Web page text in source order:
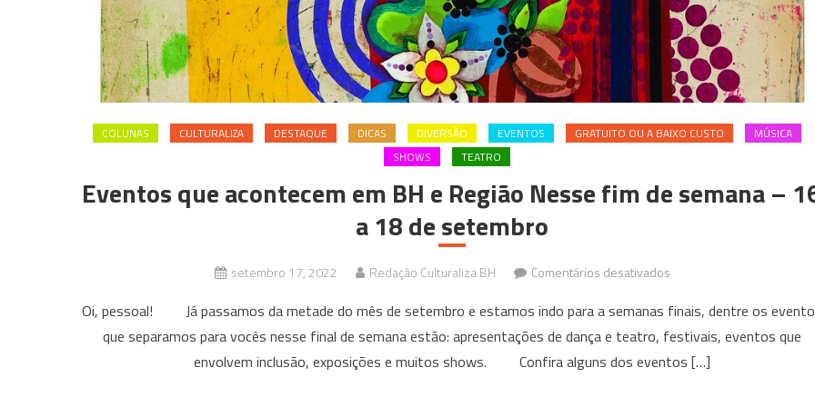
COLUNAS CULTURALIZA DESTAQUE DICAS DIVERSÃO EVENTOS GRATUITO OU A BAIXO CUSTO
MÚSICA
SHOWS
TEATRO
Eventos que acontecem em BH e Região Nesse fim de semana –
a 18 de setembro
setembro 17, 2022 Redação Culturaliza BH Comentários desativados
que
acontecem
em
Oi, pessoal! Já passamos da metade do mês de setembro e estamos indo para a semanas finais, dentre os
que separamos para vocês nesse final de semana estão: apresentações de dança e teatro, festivais, eventos que
envolvem inclusão, exposições e muitos shows. Confira alguns dos eventos […]